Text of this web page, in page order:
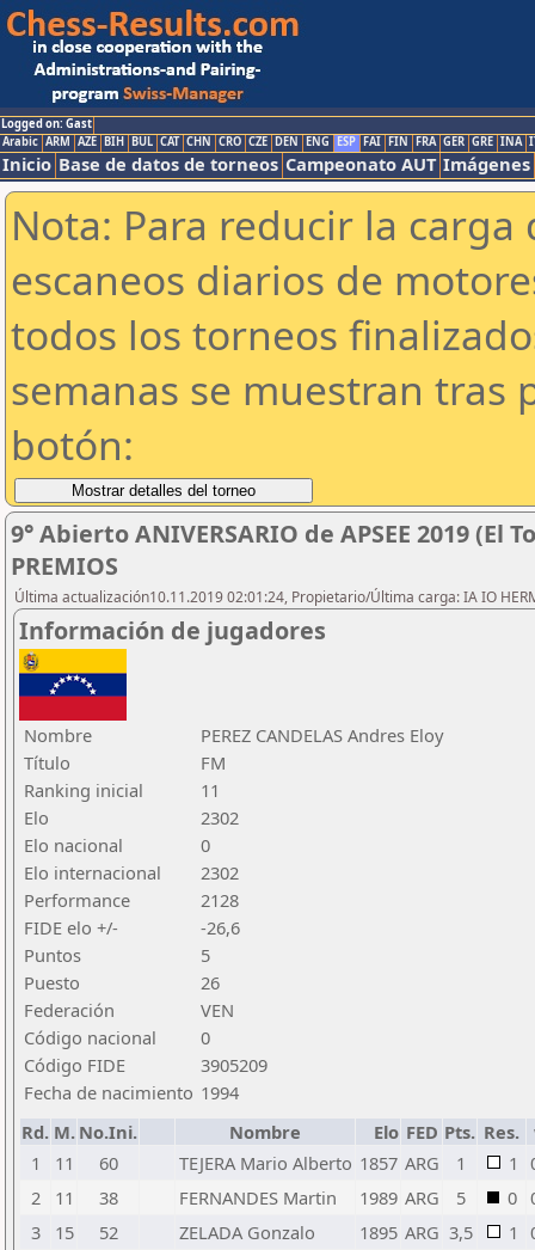
Logged on: Gast
Arabic ARM AZE BIH BUL CAT CHN CRO CZE DEN ENG ESP FAI FIN FRA GER GRE INA
Inicio Base de datos de torneos Campeonato AUT Imágenes
Nota: Para reducir la
escaneos diarios de
todos los torneos
semanas se muestran tras
botón:
9° Abierto ANIVERSARIO de APSEE 2019 (El
PREMIOS
Última actualización10.11.2019 02:01:24, Propietario/Última carga: IA IO
Información de jugadores
Nombre
PEREZ CANDELAS Andres Eloy
Título
FM
Ranking inicial
11
Elo
2302
Elo nacional
0
Elo internacional
2302
Performance
2128
FIDE elo +/-
-26,6
Puntos
5
Puesto
26
Federación
VEN
Código nacional
0
Código FIDE
3905209
Fecha de nacimiento 1994
Rd. M. No.Ini. Nombre Elo FED Pts. Res.
1
11 60 TEJERA Mario Alberto 1857 ARG 1 1
2
11 38 FERNANDES Martin 1989 ARG 5 0
3
15 52 ZELADA Gonzalo 1895 ARG 3,5 1